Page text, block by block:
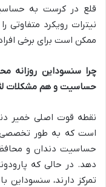
قلع در کرست به
نیترات رویکرد
ممکن است برای برخی
چرا سنسوداین روزانه
حساسیت و هم مشکلات
نقطه قوت اصلی خمیر
است که به طور تخصصی
حساسیت دندان و
دهد. در حالی که
تمرکز دارند،